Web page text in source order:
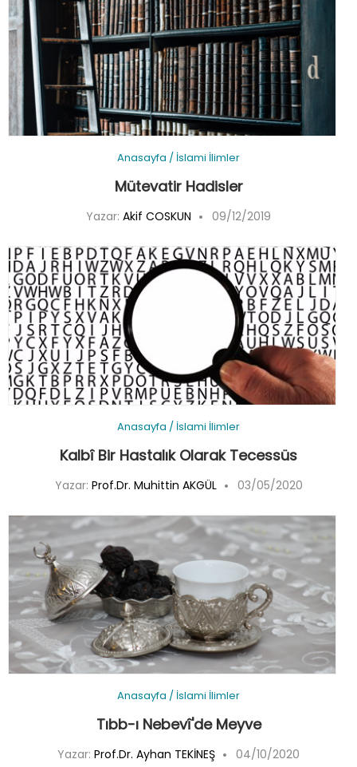
Anasayfa / İslami İlimler
Mütevatir Hadisler
Yazar: Akif COSKUN 09/12/2019
Anasayfa / İslami İlimler
Kalbî Bir Hastalık Olarak Tecessüs
Yazar: Prof.Dr. Muhittin AKGÜL 03/05/2020
Anasayfa / İslami İlimler
Tıbb-ı Nebevî'de Meyve
Yazar: Prof.Dr. Ayhan TEKİNEŞ 04/10/2020